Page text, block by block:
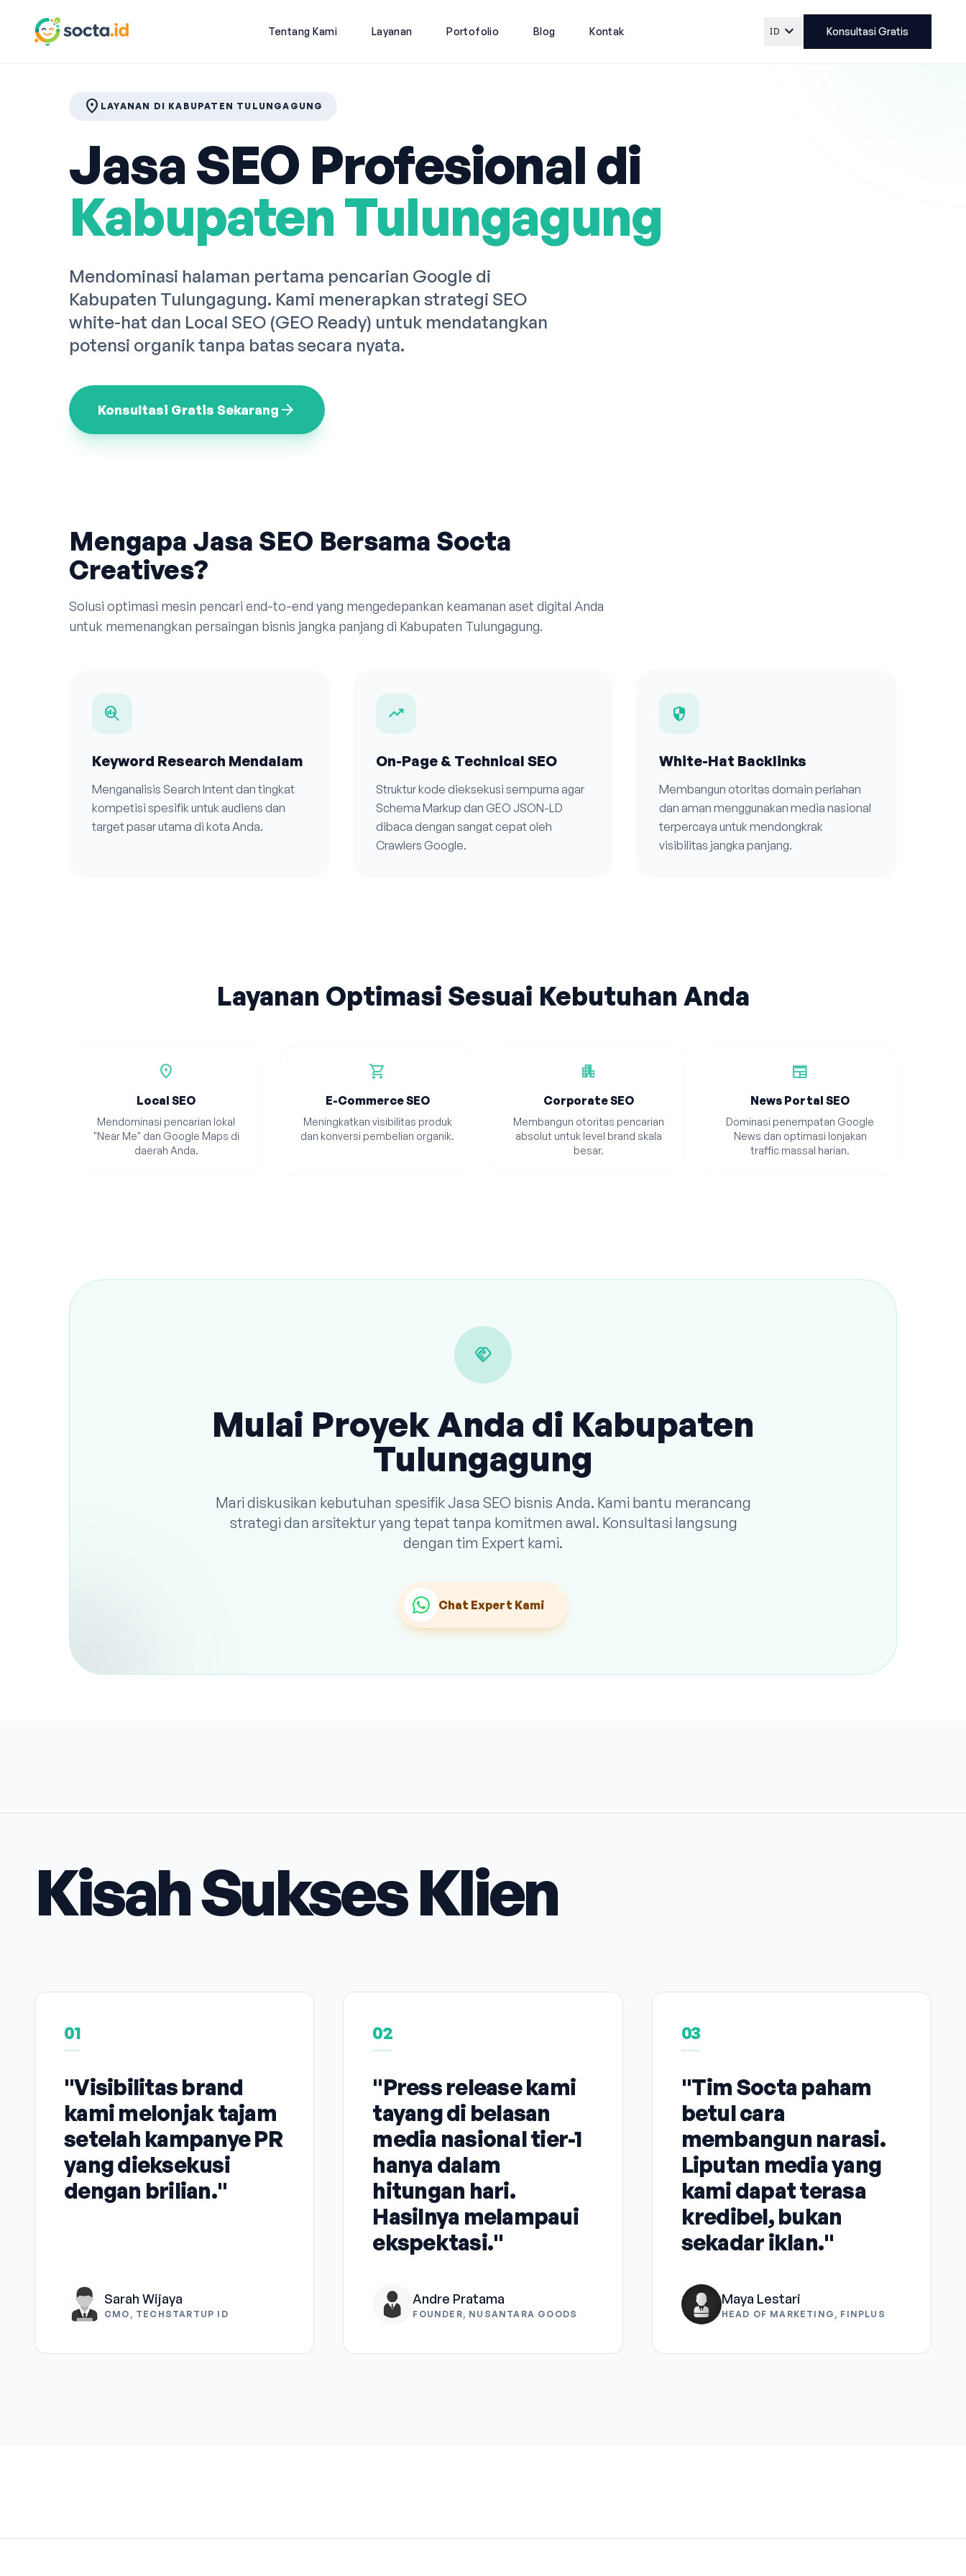
Tentang Kami Layanan Portofolio Blog Kontak ID expand_more Konsultasi Gratis
location_on LAYANAN DI KABUPATEN TULUNGAGUNG
Jasa SEO Profesional di
Kabupaten Tulungagung
Mendominasi halaman pertama pencarian Google di
Kabupaten Tulungagung. Kami menerapkan strategi SEO
white-hat dan Local SEO (GEO Ready) untuk mendatangkan
potensi organik tanpa batas secara nyata.
Konsultasi Gratis Sekarang arrow_forward
Mengapa Jasa SEO Bersama Socta
Creatives?
Solusi optimasi mesin pencari end-to-end yang mengedepankan keamanan aset digital Anda
untuk memenangkan persaingan bisnis jangka panjang di Kabupaten Tulungagung.
search_insights
Keyword Research Mendalam
Menganalisis Search Intent dan tingkat
kompetisi spesifik untuk audiens dan
target pasar utama di kota Anda.
trending_up
On-Page & Technical SEO
Struktur kode dieksekusi sempurna agar
Schema Markup dan GEO JSON-LD
dibaca dengan sangat cepat oleh
Crawlers Google.
security
White-Hat Backlinks
Membangun otoritas domain perlahan
dan aman menggunakan media nasional
terpercaya untuk mendongkrak
visibilitas jangka panjang.
Layanan Optimasi Sesuai Kebutuhan Anda
location_on
Local SEO
Mendominasi pencarian lokal
"Near Me" dan Google Maps di
daerah Anda.
shopping_cart
E-Commerce SEO
Meningkatkan visibilitas produk
dan konversi pembelian organik.
apartment
Corporate SEO
Membangun otoritas pencarian
absolut untuk level brand skala
besar.
newspaper
News Portal SEO
Dominasi penempatan Google
News dan optimasi lonjakan
traffic massal harian.
handshake
Mulai Proyek Anda di Kabupaten
Tulungagung
Mari diskusikan kebutuhan spesifik Jasa SEO bisnis Anda. Kami bantu merancang
strategi dan arsitektur yang tepat tanpa komitmen awal. Konsultasi langsung
dengan tim Expert kami.
Chat Expert Kami
Kisah Sukses Klien
01
"Visibilitas brand
kami melonjak tajam
setelah kampanye PR
yang dieksekusi
dengan brilian."
Sarah Wijaya
CMO, TECHSTARTUP ID
02
"Press release kami
tayang di belasan
media nasional tier-1
hanya dalam
hitungan hari.
Hasilnya melampaui
ekspektasi."
Andre Pratama
FOUNDER, NUSANTARA GOODS
03
"Tim Socta paham
betul cara
membangun narasi.
Liputan media yang
kami dapat terasa
kredibel, bukan
sekadar iklan."
Maya Lestari
HEAD OF MARKETING, FINPLUS